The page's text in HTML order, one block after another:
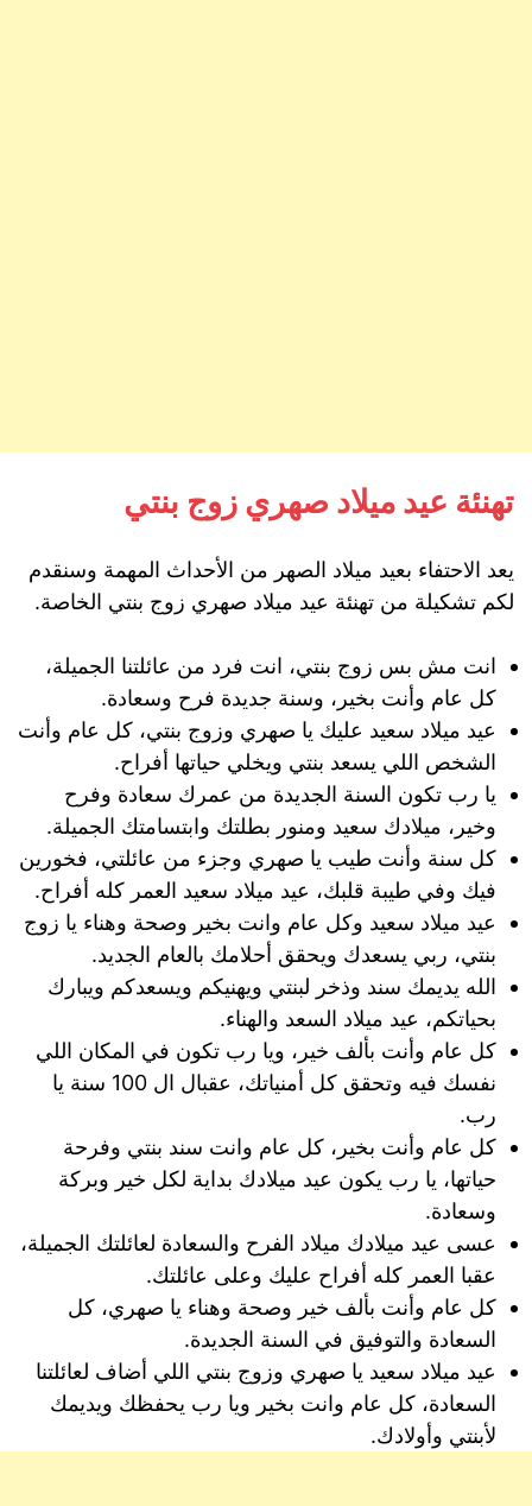
تهنئة عيد ميلاد صهري زوج بنتي
يعد الاحتفاء بعيد ميلاد الصهر من الأحداث المهمة وسنقدم
لكم تشكيلة من تهنئة عيد ميلاد صهري زوج بنتي الخاصة.
انت مش بس زوج بنتي، انت فرد من عائلتنا الجميلة،
كل عام وأنت بخير، وسنة جديدة فرح وسعادة.
عيد ميلاد سعيد عليك يا صهري وزوج بنتي، كل عام وأنت
الشخص اللي يسعد بنتي ويخلي حياتها أفراح.
يا رب تكون السنة الجديدة من عمرك سعادة وفرح
وخير، ميلادك سعيد ومنور بطلتك وابتسامتك الجميلة.
كل سنة وأنت طيب يا صهري وجزء من عائلتي، فخورين
فيك وفي طيبة قلبك، عيد ميلاد سعيد العمر كله أفراح.
عيد ميلاد سعيد وكل عام وانت بخير وصحة وهناء يا زوج
بنتي، ربي يسعدك ويحقق أحلامك بالعام الجديد.
الله يديمك سند وذخر لبنتي ويهنيكم ويسعدكم ويبارك
بحياتكم، عيد ميلاد السعد والهناء.
كل عام وأنت بألف خير، ويا رب تكون في المكان اللي
نفسك فيه وتحقق كل أمنياتك، عقبال ال 100 سنة يا
رب.
كل عام وأنت بخير، كل عام وانت سند بنتي وفرحة
حياتها، يا رب يكون عيد ميلادك بداية لكل خير وبركة
وسعادة.
عسى عيد ميلادك ميلاد الفرح والسعادة لعائلتك الجميلة،
عقبا العمر كله أفراح عليك وعلى عائلتك.
كل عام وأنت بألف خير وصحة وهناء يا صهري، كل
السعادة والتوفيق في السنة الجديدة.
عيد ميلاد سعيد يا صهري وزوج بنتي اللي أضاف لعائلتنا
السعادة، كل عام وانت بخير ويا رب يحفظك ويديمك
لأبنتي وأولادك.